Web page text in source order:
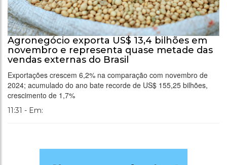
Agronegócio exporta US$ 13,4 bilhões em
novembro e representa quase metade das
vendas externas do Brasil
Exportações crescem 6,2% na comparação com novembro de
2024; acumulado do ano bate recorde de US$ 155,25 bilhões,
crescimento de 1,7%
11:31 - Em: